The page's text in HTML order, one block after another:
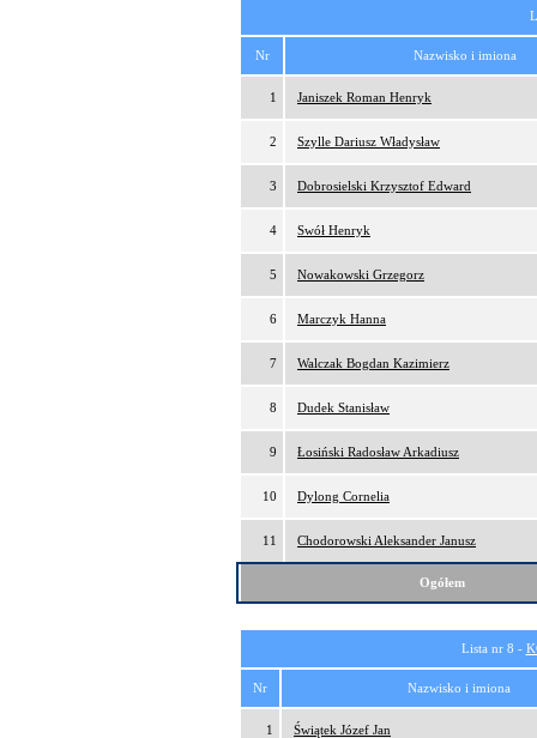
Nr Nazwisko i imiona
1 Janiszek Roman Henryk
2 Szylle Dariusz Władysław
3 Dobrosielski Krzysztof Edward
4 Swół Henryk
5 Nowakowski Grzegorz
6 Marczyk Hanna
7 Walczak Bogdan Kazimierz
8 Dudek Stanisław
9 Łosiński Radosław Arkadiusz
10 Dylong Cornelia
11 Chodorowski Aleksander Janusz
Ogółem
Lista nr 8 -
Nr Nazwisko i imiona
1 Świątek Józef Jan